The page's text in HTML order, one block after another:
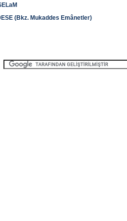
(Bkz. Mukaddes Emânetler)